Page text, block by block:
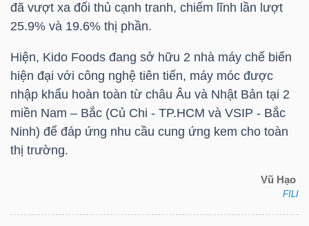
đã vượt xa đối thủ cạnh tranh, chiếm lĩnh lần lượt
25.9% và 19.6% thị phần.
Hiện, Kido Foods đang sở hữu 2 nhà máy chế biến
hiện đại với công nghệ tiên tiến, máy móc được
nhập khẩu hoàn toàn từ châu Âu và Nhật Bản tại 2
miền Nam – Bắc (Củ Chi - TP.HCM và VSIP - Bắc
Ninh) để đáp ứng nhu cầu cung ứng kem cho toàn
thị trường.
Vũ Hạo
FILI
NGÀNH
DOANH
NGHIỆP